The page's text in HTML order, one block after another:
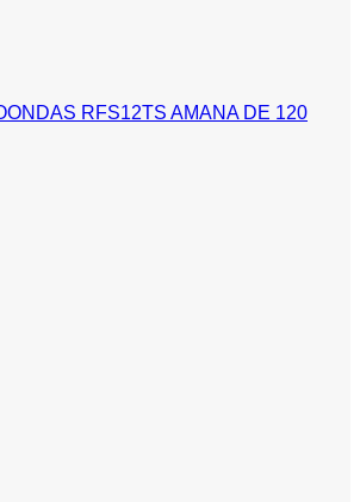
RFS12TS AMANA DE 120